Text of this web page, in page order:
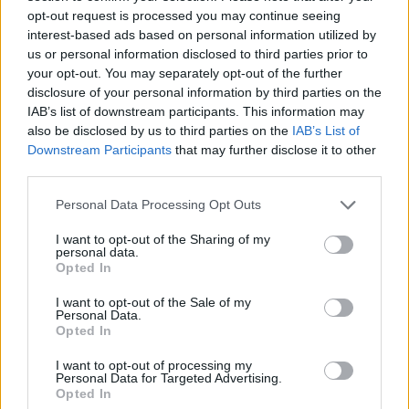
opt-out request is processed you may continue seeing
interest-based ads based on personal information utilized by
us or personal information disclosed to third parties prior to
your opt-out. You may separately opt-out of the further
disclosure of your personal information by third parties on the
IAB’s list of downstream participants. This information may
also be disclosed by us to third parties on the IAB’s List of
Downstream Participants that may further disclose it to other
Please note that this website/app uses one or more Google
not limited to your visit or usage behaviour. You may click to
grant or deny consent to Google and its third-party tags to
use your data for below specified purposes in below Google
consent section.
Personal Data Processing Opt Outs
I want to opt-out of the Sharing of my
personal data.
Opted In
I want to opt-out of the Sale of my
Personal Data.
Opted In
I want to opt-out of processing my
Personal Data for Targeted Advertising.
Opted In
Az imák feldolgozása különösen problematikus
pont. De ez is a film hibája, és nem a filozófiai kérdés
döntő érve. Egy mindenható lény számára egymillió
ima kezelése nem jelenthetne gondot, mégis a film
egy nagyon is emberi, technológiai megoldást mutat
be: egy modern számítógépet az imák „tárolására”.
Ez azt sugallja, hogy Isten kapacitás- és
eszközkorlátok között működik, holott elvileg ilyen
éppen aktuális legfejlettebb emberi technológia.
Ha Isten képes gondolatot olvasni, akkor előre
tudhatná, hogy Grace azt szeretné, hogy Bruce
megjelenése a partyn sem lehetne meglepetés,
hiszen egy mindentudó lény számára nem
jobban megoldhatná a dolgokat. A film itt
folyamatosan emberi dramaturgiai eszközöket